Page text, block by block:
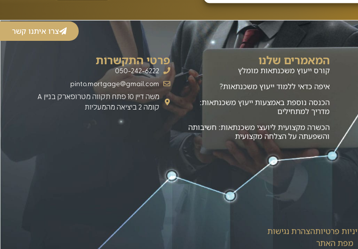
המאמרים שלנו
קורס ייעוץ משכנתאות מומלץ
איפה כדאי ללמוד ייעוץ משכנתאות?
הכנסה נוספת באמצעות ייעוץ משכנתאות:
מדריך למתחילים
הכשרה מקצועית ליועצי משכנתאות: חשיבותה
והשפעתה על הצלחה מקצועית
פרטי התקשרות
050-242-6222
pinto.mortgage@gmail.com
משה דיין 10 פתח תקווה מטרופארק בניין A
קומה 2 ביציאה מהמעליות
פרטיותהצהרת נגישות
מפת האתר
צרו איתנו קשר